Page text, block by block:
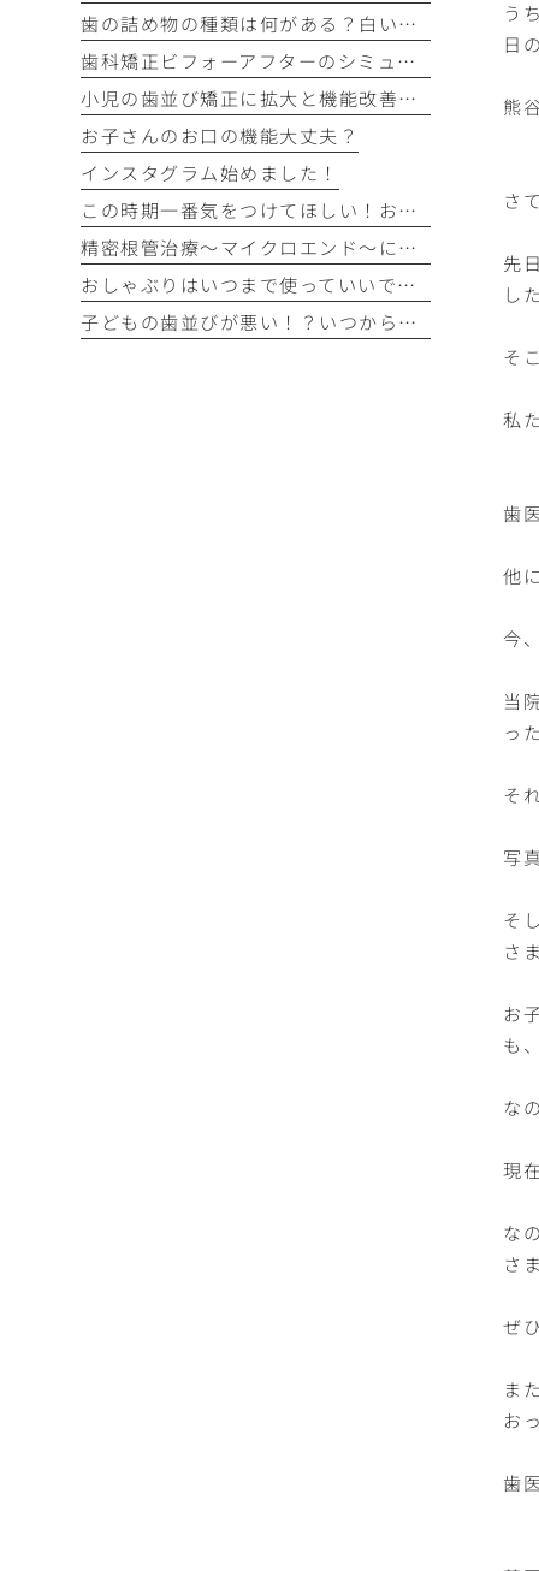
う
日
熊
さ
先
し
そ
私
歯
他
今
当
っ
そ
写
そ
さ
お
も
な
現
な
さ
ぜ
ま
お
歯
歯の詰め物の種類は何がある？白い詰め物、型取りがデジタルになりました！じゃあ保険と自費診療の違いは？
歯科矯正ビフォーアフターのシミュレーションができます
小児の歯並び矯正に拡大と機能改善のマウスピース・プレオルソ
お子さんのお口の機能大丈夫？
インスタグラム始めました！
この時期一番気をつけてほしい！お餅での窒息事故
精密根管治療〜マイクロエンド〜について
おしゃぶりはいつまで使っていいですか？
子どもの歯並びが悪い！？いつから治療すればいいの？